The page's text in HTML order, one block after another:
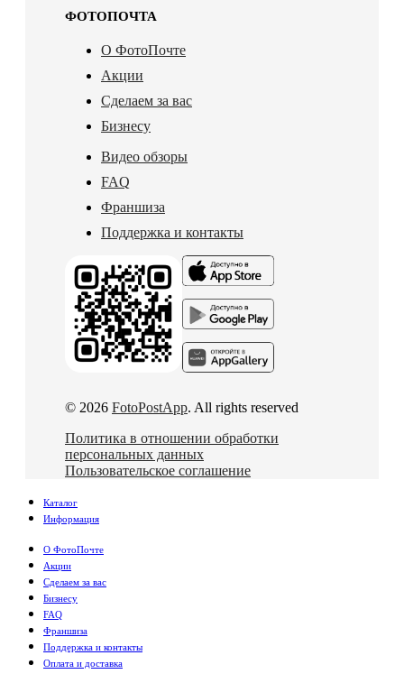
ФОТОПОЧТА
О ФотоПочте
Акции
Сделаем за вас
Бизнесу
Видео обзоры
FAQ
Франшиза
Поддержка и контакты
© 2026 FotoPostApp. All rights reserved
Политика в отношении обработки
персональных данных
Пользовательское соглашение
Каталог
Информация
О ФотоПочте
Акции
Сделаем за вас
Бизнесу
FAQ
Франшиза
Поддержка и контакты
Оплата и доставка